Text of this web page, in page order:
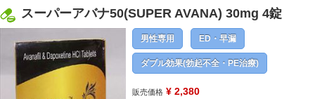
スーパーアバナ50(SUPER AVANA) 30mg 4錠
男性専用 ED・早漏
ダブル効果(勃起不全・PE治療)
販売価格 ¥ 2,380